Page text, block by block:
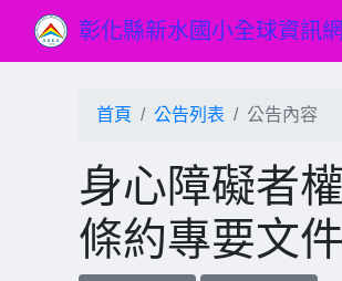
彰化縣新水國小全球資訊網
首頁 公告列表 公告內容
身心障礙者
條約專要文